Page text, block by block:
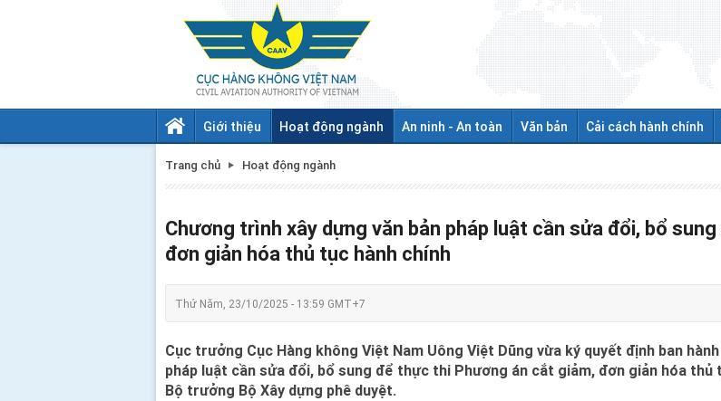
Giới thiệu Hoạt động ngành An ninh - An toàn Văn bản Cải cách hành chính
Trang chủ Hoạt động ngành
Chương trình xây dựng văn bản pháp luật cần sửa đổi, bổ
đơn giản hóa thủ tục hành chính
Thứ Năm, 23/10/2025 - 13:59 GMT+7
Cục trưởng Cục Hàng không Việt Nam Uông Việt Dũng vừa ký quyết định ban
pháp luật cần sửa đổi, bổ sung để thực thi Phương án cắt giảm, đơn giản hóa
Bộ trưởng Bộ Xây dựng phê duyệt.